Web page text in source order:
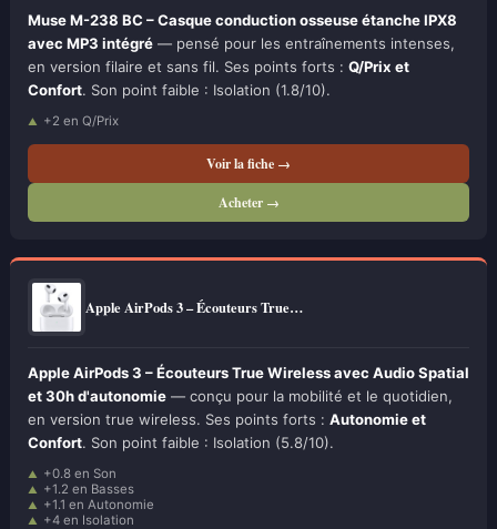
Muse M-238 BC – Casque conduction osseuse étanche IPX8
avec MP3 intégré — pensé pour les entraînements intenses,
en version filaire et sans fil. Ses points forts : Q/Prix et
Confort. Son point faible : Isolation (1.8/10).
+2 en Q/Prix
Voir la fiche →
Acheter →
Apple AirPods 3 – Écouteurs True…
Apple AirPods 3 – Écouteurs True Wireless avec Audio Spatial
et 30h d'autonomie — conçu pour la mobilité et le quotidien,
en version true wireless. Ses points forts : Autonomie et
Confort. Son point faible : Isolation (5.8/10).
+0.8 en Son
+1.2 en Basses
+1.1 en Autonomie
+4 en Isolation